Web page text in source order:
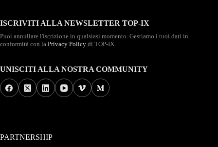
ISCRIVITI ALLA NEWSLETTER TOP-IX
Puoi annullare l'iscrizione in qualsiasi momento. Gestiamo i tuoi dati in
conformità con la Privacy Policy di TOP-IX.
UNISCITI ALLA NOSTRA COMMUNITY
PARTNERSHIP